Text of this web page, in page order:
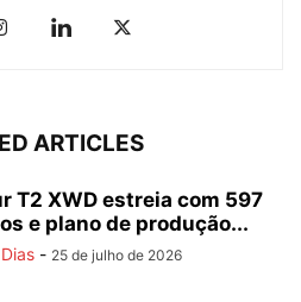
ARTICLES
T2 XWD estreia com 597
e plano de produção...
- 25 de julho de 2026